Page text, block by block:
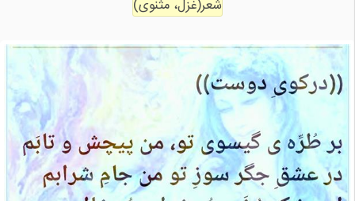
شعر(غزل، مثنوی)